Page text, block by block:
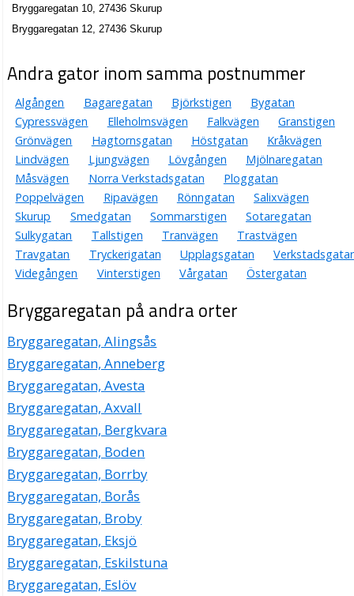
Bryggaregatan 10, 27436 Skurup
Bryggaregatan 12, 27436 Skurup
Andra gator inom samma postnummer
Algången Bagaregatan Björkstigen
Bygatan
Cypressvägen
Elleholmsvägen Falkvägen
Granstigen
Grönvägen
Hagtornsgatan Höstgatan
Kråkvägen
Lindvägen
Ljungvägen Lövgången
Mjölnaregatan
Måsvägen
Norra Verkstadsgatan
Ploggatan
Poppelvägen
Ripavägen Rönngatan
Salixvägen
Skurup
Smedgatan Sommarstigen
Sotaregatan
Sulkygatan
Tallstigen Tranvägen
Trastvägen
Travgatan
Tryckerigatan Upplagsgatan
Videgången
Vinterstigen Vårgatan Östergatan
Bryggaregatan på andra orter
Bryggaregatan, Alingsås
Bryggaregatan, Anneberg
Bryggaregatan, Avesta
Bryggaregatan, Axvall
Bryggaregatan, Bergkvara
Bryggaregatan, Boden
Bryggaregatan, Borrby
Bryggaregatan, Borås
Bryggaregatan, Broby
Bryggaregatan, Eksjö
Bryggaregatan, Eskilstuna
Bryggaregatan, Eslöv